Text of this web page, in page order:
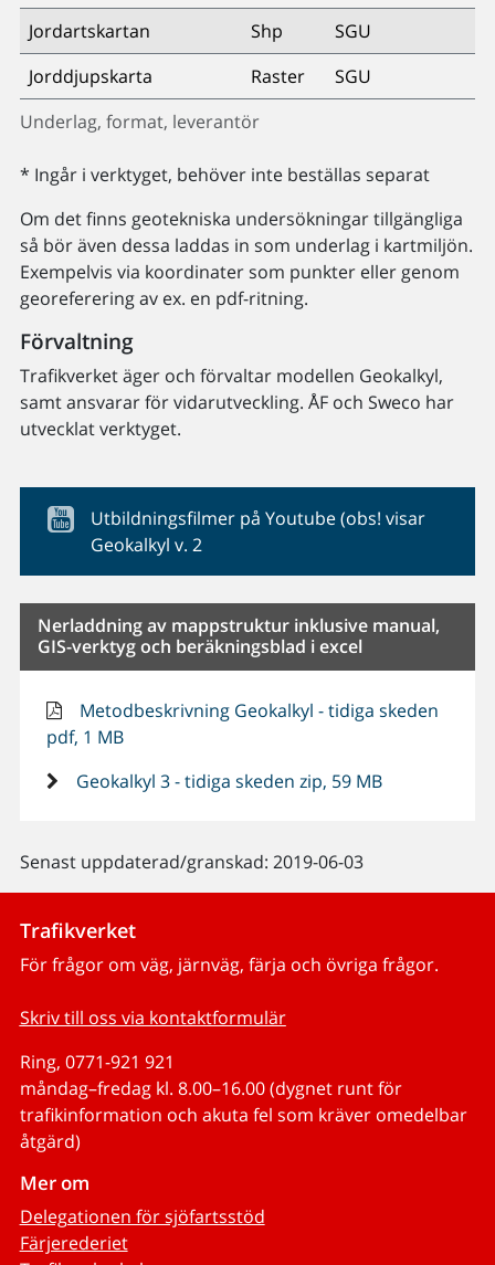
Underlag, format, leverantör
Jordartskartan
Shp
SGU
Jorddjupskarta
Raster SGU
* Ingår i verktyget, behöver inte beställas separat
Om det finns geotekniska undersökningar tillgängliga
så bör även dessa laddas in som underlag i kartmiljön.
Exempelvis via koordinater som punkter eller genom
georeferering av ex. en pdf-ritning.
Förvaltning
Trafikverket äger och förvaltar modellen Geokalkyl,
samt ansvarar för vidarutveckling. ÅF och Sweco har
utvecklat verktyget.
Utbildningsfilmer på Youtube (obs! visar
Geokalkyl v. 2
Nerladdning av mappstruktur inklusive manual,
GIS-verktyg och beräkningsblad i excel
Metodbeskrivning Geokalkyl - tidiga skeden
pdf, 1 MB
Geokalkyl 3 - tidiga skeden zip, 59 MB
Senast uppdaterad/granskad: 2019-06-03
Trafikverket
För frågor om väg, järnväg, färja och övriga frågor.
Skriv till oss via kontaktformulär
Ring, 0771-921 921
måndag–fredag kl. 8.00–16.00 (dygnet runt för
trafikinformation och akuta fel som kräver omedelbar
åtgärd)
Mer om
Delegationen för sjöfartsstöd
Färjerederiet